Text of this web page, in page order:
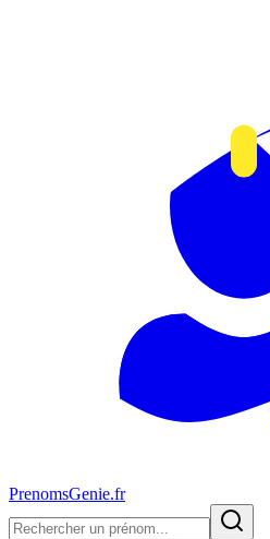
PrenomsGenie.fr